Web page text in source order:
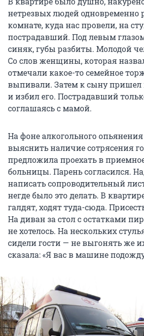
нетрезвых людей одновременно
комнате, куда нас провели, на
пострадавший. Под левым
синяк, губы разбиты. Молодой
Со слов женщины, которая
отмечали какое-то семейное
выпивали. Затем к сыну пришел
и избил его. Пострадавший
соглашаясь с мамой.
На фоне алкогольного
выяснить наличие сотрясения
предложила проехать в
больницы. Парень согласился.
написать сопроводительный
негде было это делать. В
галдят, ходят туда-сюда.
На диван за стол с остатками
не хотелось. На нескольких
сидели гости — не выгонять же
сказала: «Я вас в машине